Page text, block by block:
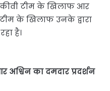
टीम के खिलाफ आर
के खिलाफ उनके द्वारा
है।
का दमदार प्रदर्शन